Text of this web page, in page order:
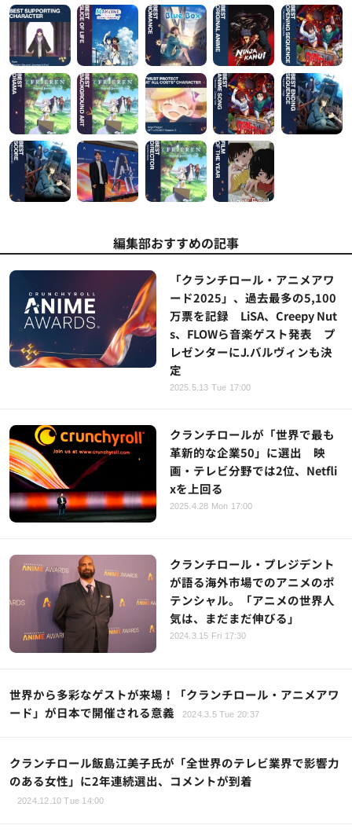
編集部おすすめの記事
「クランチロール・アニメアワ
ード2025」、過去最多の5,100
万票を記録 LiSA、Creepy Nut
s、FLOWら音楽ゲスト発表 プ
レゼンターにJ.バルヴィンも決
定
2025.5.13 Tue 17:00
クランチロールが「世界で最も
革新的な企業50」に選出 映
画・テレビ分野では2位、Netfli
xを上回る
2025.4.28 Mon 17:00
クランチロール・プレジデント
が語る海外市場でのアニメのポ
テンシャル。「アニメの世界人
気は、まだまだ伸びる」
2024.3.15 Fri 17:30
世界から多彩なゲストが来場！「クランチロール・アニメアワ
ード」が日本で開催される意義
2024.3.5 Tue 20:37
クランチロール飯島江美子氏が「全世界のテレビ業界で影響力
のある女性」に2年連続選出、コメントが到着
2024.12.10 Tue 14:00